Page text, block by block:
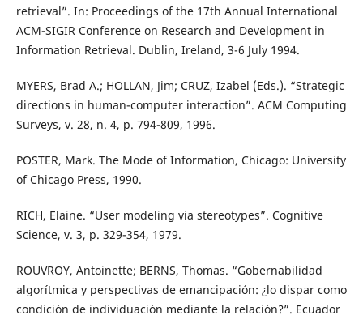
retrieval”. In: Proceedings of the 17th Annual International
ACM-SIGIR Conference on Research and Development in
Information Retrieval. Dublin, Ireland, 3-6 July 1994.
MYERS, Brad A.; HOLLAN, Jim; CRUZ, Izabel (Eds.). “Strategic
directions in human-computer interaction”. ACM Computing
Surveys, v. 28, n. 4, p. 794-809, 1996.
POSTER, Mark. The Mode of Information, Chicago: University
of Chicago Press, 1990.
RICH, Elaine. “User modeling via stereotypes”. Cognitive
Science, v. 3, p. 329-354, 1979.
ROUVROY, Antoinette; BERNS, Thomas. “Gobernabilidad
algorítmica y perspectivas de emancipación: ¿lo dispar como
condición de individuación mediante la relación?”. Ecuador